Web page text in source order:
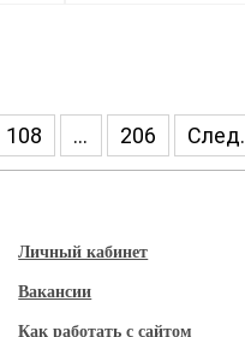
108 ... 206 След.
Личный кабинет
Вакансии
Как работать с сайтом